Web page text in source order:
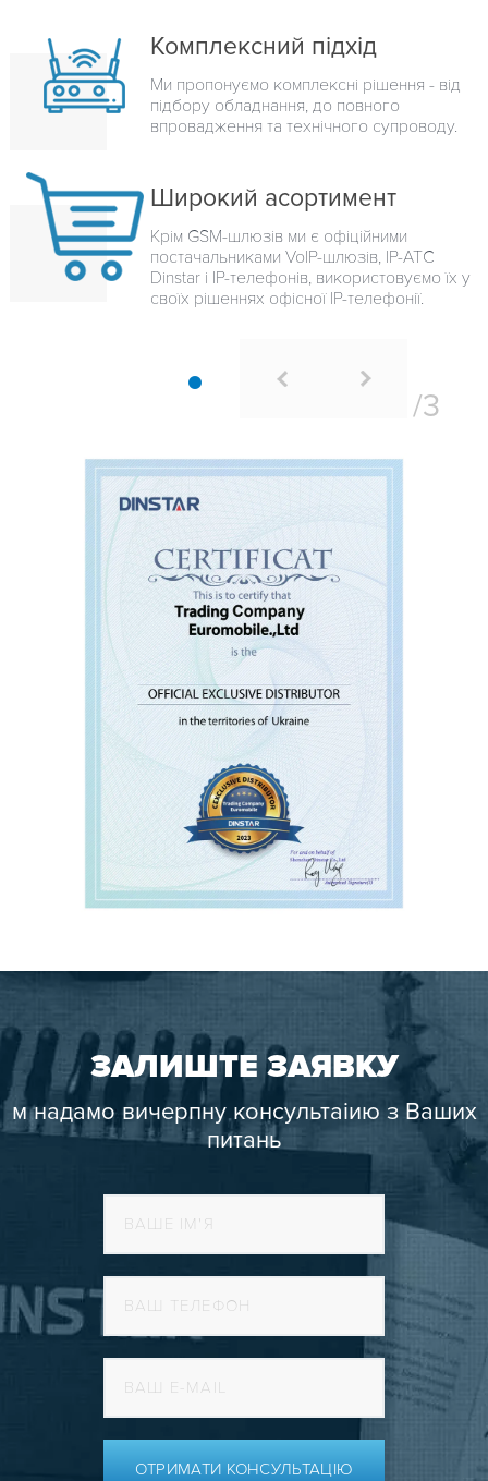
Комплексний підхід
Ми пропонуємо комплексні рішення - від
підбору обладнання, до повного
впровадження та технічного супроводу.
Широкий асортимент
Крім GSM-шлюзів ми є офіційними
постачальниками VoIP-шлюзів, IP-ATC
Dinstar і IP-телефонів, використовуємо їх у
своїх рішеннях офісної IP-телефонії.
ЗАЛИШТЕ ЗАЯВКУ
м надамо вичерпну консультаіию з Ваших
питань
ОТРИМАТИ КОНСУЛЬТАЦІЮ